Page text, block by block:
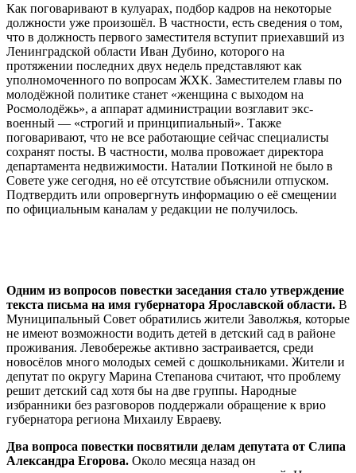
Как поговаривают в кулуарах, подбор кадров на некоторые
должности уже произошёл. В частности, есть сведения о том,
что в должность первого заместителя вступит приехавший из
Ленинградской области Иван Дубино, которого на
протяжении последних двух недель представляют как
уполномоченного по вопросам ЖХК. Заместителем главы по
молодёжной политике станет «женщина с выходом на
Росмолодёжь», а аппарат администрации возглавит экс-
военный — «строгий и принципиальный». Также
поговаривают, что не все работающие сейчас специалисты
сохранят посты. В частности, молва провожает директора
департамента недвижимости. Наталии Поткиной не было в
Совете уже сегодня, но её отсутствие объяснили отпуском.
Подтвердить или опровергнуть информацию о её смещении
по официальным каналам у редакции не получилось.
Одним из вопросов повестки заседания стало утверждение
текста письма на имя губернатора Ярославской области. В
Муниципальный Совет обратились жители Заволжья, которые
не имеют возможности водить детей в детский сад в районе
проживания. Левобережье активно застраивается, среди
новосёлов много молодых семей с дошкольниками. Жители и
депутат по округу Марина Степанова считают, что проблему
решит детский сад хотя бы на две группы. Народные
избранники без разговоров поддержали обращение к врио
губернатора региона Михаилу Евраеву.
Два вопроса повестки посвятили делам депутата от Слипа
Александра Егорова. Около месяца назад он